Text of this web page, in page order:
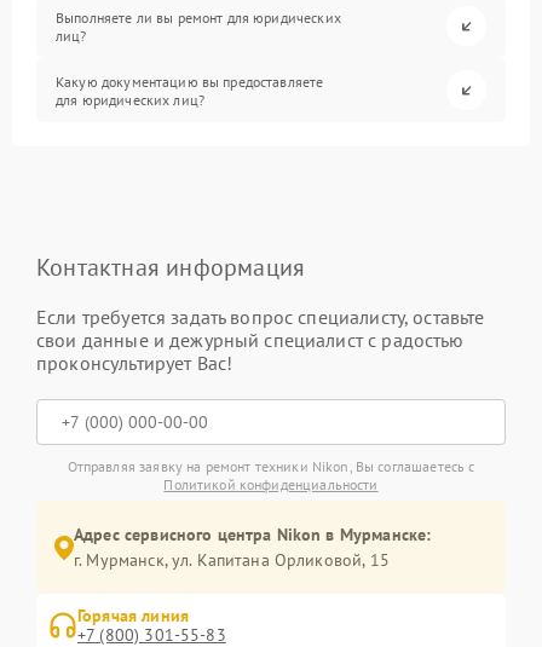
Выполняете ли вы ремонт для юридических
лиц?
Какую документацию вы предоставляете
для юридических лиц?
Контактная информация
Если требуется задать вопрос специалисту, оставьте
свои данные и дежурный специалист с радостью
проконсультирует Вас!
Отправляя заявку на ремонт техники Nikon, Вы соглашаетесь с
Политикой конфиденциальности
Адрес сервисного центра Nikon в Мурманске:
г. Мурманск, ул. Капитана Орликовой, 15
Горячая линия
+7 (800) 301-55-83